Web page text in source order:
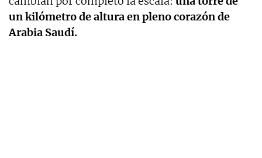
un kilómetro de altura en pleno corazón de
Arabia Saudí.